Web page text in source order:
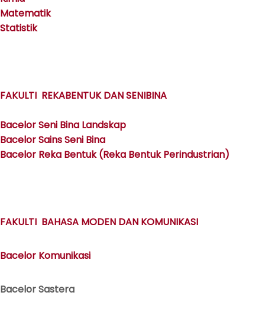
Matematik
Statistik
FAKULTI REKABENTUK DAN SENIBINA
Bacelor Seni Bina Landskap
Bacelor Sains Seni Bina
Bacelor Reka Bentuk (Reka Bentuk Perindustrian)
FAKULTI BAHASA MODEN DAN KOMUNIKASI
Bacelor Komunikasi
Bacelor Sastera